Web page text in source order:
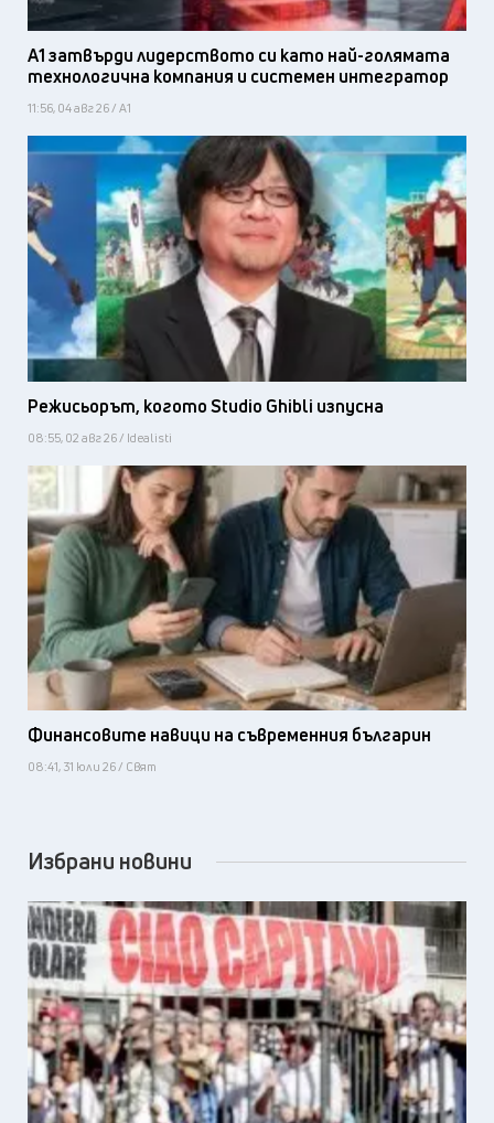
А1 затвърди лидерството си като най-голямата
технологична компания и системен интегратор
11:56, 04 авг 26 / А1
Режисьорът, когото Studio Ghibli изпусна
08:55, 02 авг 26 / Idealisti
Финансовите навици на съвременния българин
08:41, 31 юли 26 / Свят
Избрани новини